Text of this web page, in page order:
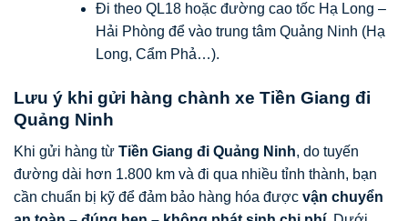
Đi theo QL18 hoặc đường cao tốc Hạ Long –
Hải Phòng để vào trung tâm Quảng Ninh (Hạ
Long, Cẩm Phả…).
Lưu ý khi gửi hàng chành xe Tiền Giang đi
Quảng Ninh
Khi gửi hàng từ Tiền Giang đi Quảng Ninh, do tuyến
đường dài hơn 1.800 km và đi qua nhiều tỉnh thành, bạn
cần chuẩn bị kỹ để đảm bảo hàng hóa được vận chuyển